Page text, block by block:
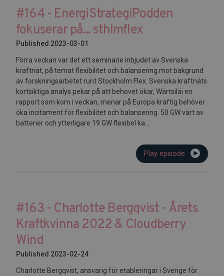
#164 - EnergiStrategiPodden
fokuserar på... sthlmflex
Published 2023-03-01
Förra veckan var det ett seminarie inbjudet av Svenska
kraftnät, på temat flexibilitet och balansering mot bakgrund
av forskningsarbetet runt Stockholm Flex. Svenska kraftnäts
kortsiktiga analys pekar på att behovet ökar, Wärtsiläi en
rapport som kom i veckan, menar på Europa kraftig behöver
öka incitament för flexibilitet och balansering. 50 GW värt av
batterier och ytterligare 19 GW flexibel ka...
Play episode
#163 - Charlotte Bergqvist - Årets
Kraftkvinna 2022 & Cloudberry
Wind
Published 2023-02-24
Charlotte Bergqvist, ansvarig för etableringar i Sverige för